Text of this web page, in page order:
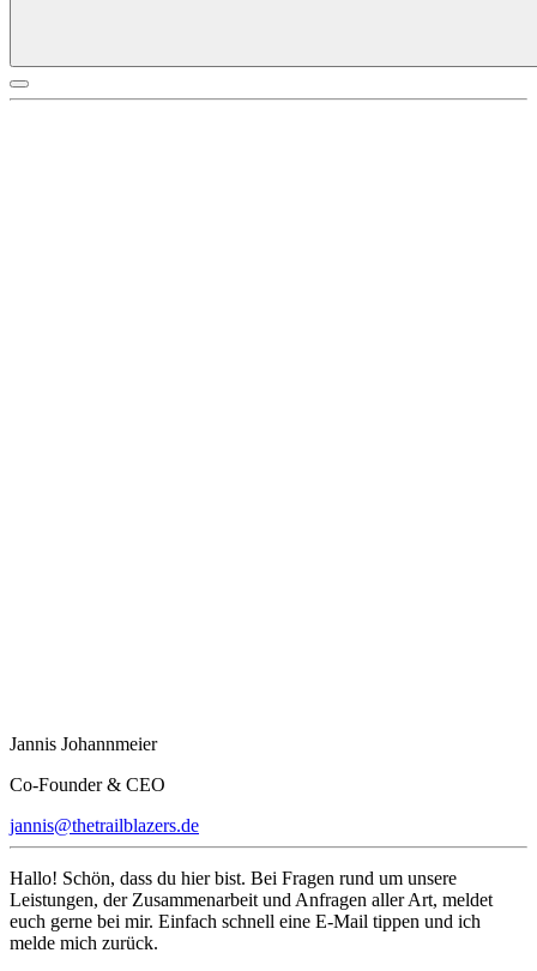
Jannis Johannmeier
Co-Founder & CEO
jannis@thetrailblazers.de
Hallo! Schön, dass du hier bist. Bei Fragen rund um unsere
Leistungen, der Zusammenarbeit und Anfragen aller Art, meldet
euch gerne bei mir. Einfach schnell eine E-Mail tippen und ich
melde mich zurück.